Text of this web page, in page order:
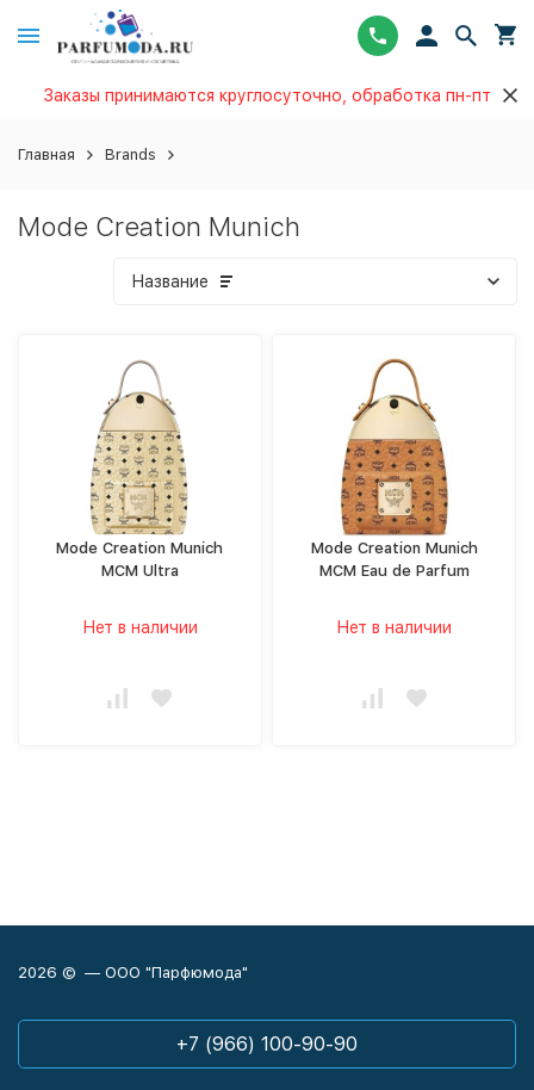
Заказы принимаются круглосуточно, обработка пн-пт
Главная Brands
Mode Creation Munich
Название
Mode Creation Munich
MCM Ultra
Нет в наличии
Mode Creation Munich
MCM Eau de Parfum
Нет в наличии
2026 © — ООО "Парфюмода"
+7 (966) 100-90-90